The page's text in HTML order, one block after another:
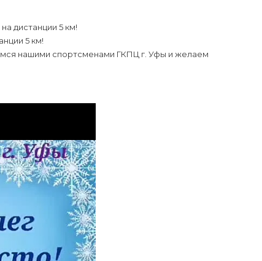
дистанции 5 км!
5 км!
нашими спортсменами ГКПЦ г. Уфы и желаем